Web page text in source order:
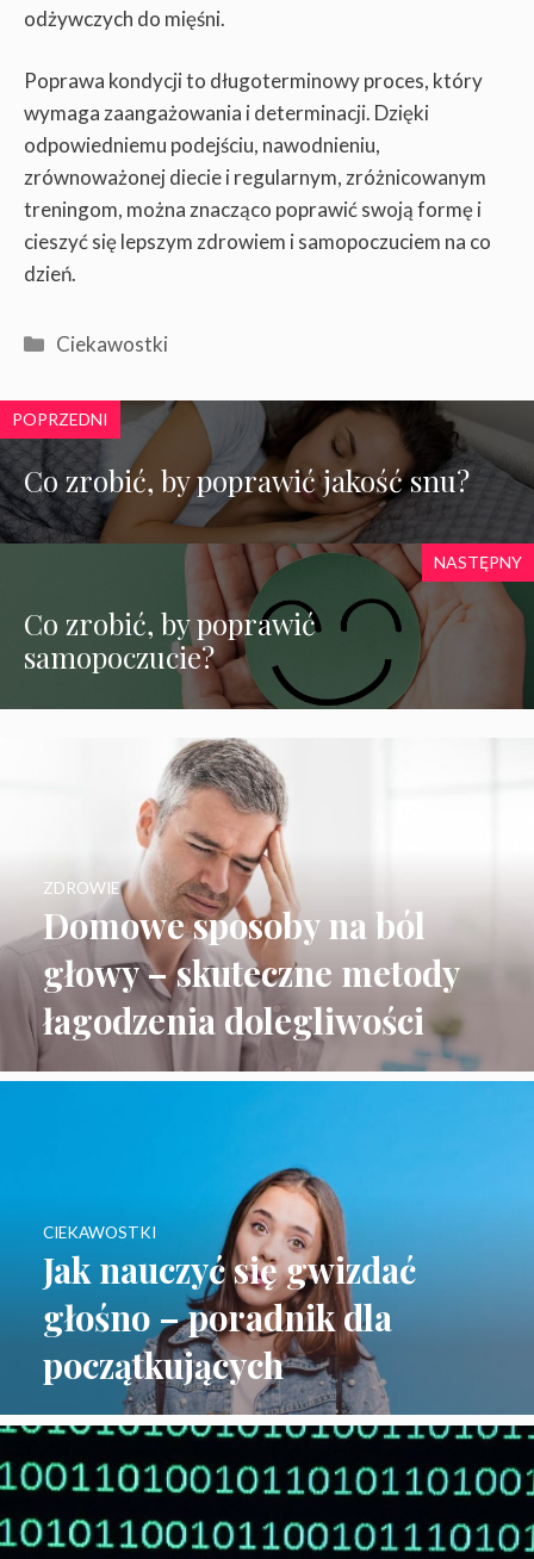
odżywczych do mięśni.
Poprawa kondycji to długoterminowy proces, który
wymaga zaangażowania i determinacji. Dzięki
odpowiedniemu podejściu, nawodnieniu,
zrównoważonej diecie i regularnym, zróżnicowanym
treningom, można znacząco poprawić swoją formę i
cieszyć się lepszym zdrowiem i samopoczuciem na co
dzień.
Kategorie
Ciekawostki
POPRZEDNI
Co zrobić, by poprawić jakość snu?
NASTĘPNY
Co zrobić, by poprawić
samopoczucie?
Domowe sposoby na ból
głowy – skuteczne metody
łagodzenia dolegliwości
ZDROWIE
Jak nauczyć się gwizdać
głośno – poradnik dla
początkujących
CIEKAWOSTKI